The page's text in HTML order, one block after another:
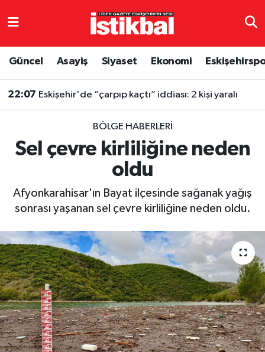
Güncel Asayiş Siyaset Ekonomi
22:07 Eskişehir'de “çarpıp kaçtı” iddiası: 2 kişi yaralı
BÖLGE HABERLERI
Sel çevre kirliliğine neden
oldu
Afyonkarahisar'ın Bayat ilçesinde sağanak yağış
sonrası yaşanan sel çevre kirliliğine neden oldu.
Eskişehirspor
Eğitim
Sağlık
Yaşam
Resmi ilanlar
Eskişehir Nöbetçi Eczaneler
TFF 3.Lig 4.Grup Puan Durumu ve Fikstür
Tüm Manşetler
Haber Arşivi